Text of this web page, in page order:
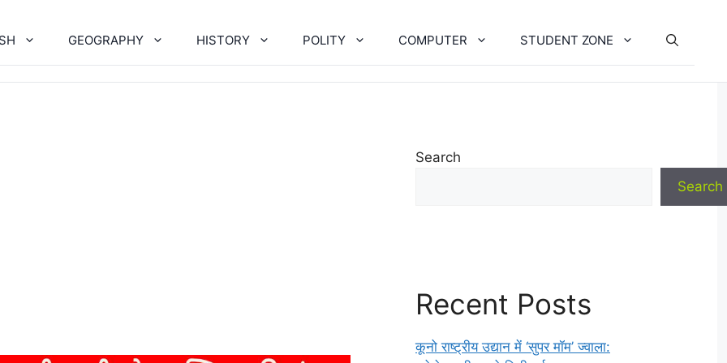
GEOGRAPHY HISTORY POLITY COMPUTER STUDENT ZONE
Search
Search
Recent Posts
कूनो राष्ट्रीय उद्यान में ‘सुपर मॉम’ ज्वाला: